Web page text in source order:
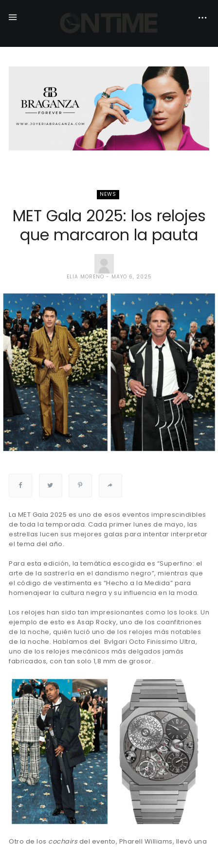
NEWS
MET Gala 2025: los relojes
que marcaron la pauta
ELIA MORENO MAYO 6, 2025
La MET Gala 2025 es uno de esos eventos imprescindibles
de toda la temporada. Cada primer lunes de mayo, las
estrellas lucen sus mejores galas para intentar interpretar
el tema del año.
Para esta edición, la temática escogida es “Superfino: el
arte de la sastrería en el dandismo negro”, mientras que
el código de vestimenta es “Hecho a la Medida” para
homenajear la cultura negra y su influencia en la moda.
Los relojes han sido tan impresionantes como los looks. Un
ejemplo de esto es Asap Rocky, uno de los coanfitriones
de la noche, quién lució uno de los relojes más notables
de la noche. Hablamos del Bvlgari Octo Finissimo Ultra,
uno de los relojes mecánicos más delgados jamás
fabricados, con tan solo 1,8 mm de grosor.
Otro de los cochairsdel evento, Pharell Williams, llevó una